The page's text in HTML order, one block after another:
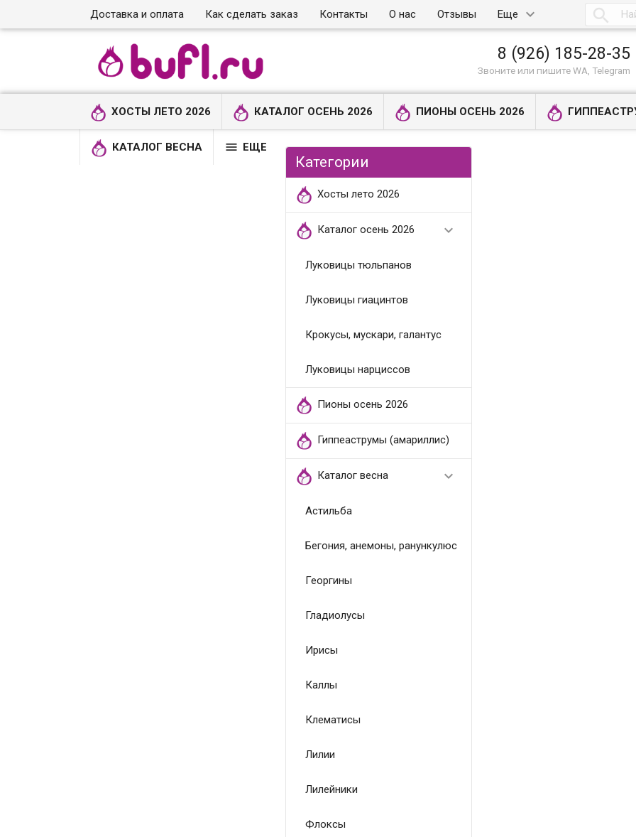
Доставка и оплата Как сделать заказ Контакты О нас Отзывы Еще 
8 (926) 185-28-35
Звоните или пишите WA, Telegram
ХОСТЫ ЛЕТО 2026 КАТАЛОГ ОСЕНЬ 2026 ПИОНЫ ОСЕНЬ 2026
КАТАЛОГ ВЕСНА  ЕЩЕ
Категории
Хосты лето 2026
Каталог осень 2026 
Луковицы тюльпанов
Луковицы гиацинтов
Крокусы, мускари, галантус
Луковицы нарциссов
Пионы осень 2026
Гиппеаструмы (амариллис)
Каталог весна 
Астильба
Бегония, анемоны, ранункулюс
Георгины
Гладиолусы
Ирисы
Каллы
Клематисы
Лилии
Лилейники
Флоксы